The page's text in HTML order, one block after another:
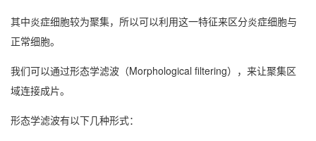
其中炎症细胞较为聚集，所以可以利用这一特征来区分炎症细胞与
正常细胞。
我们可以通过形态学滤波（Morphological filtering），来让聚集区
域连接成片。
形态学滤波有以下几种形式：